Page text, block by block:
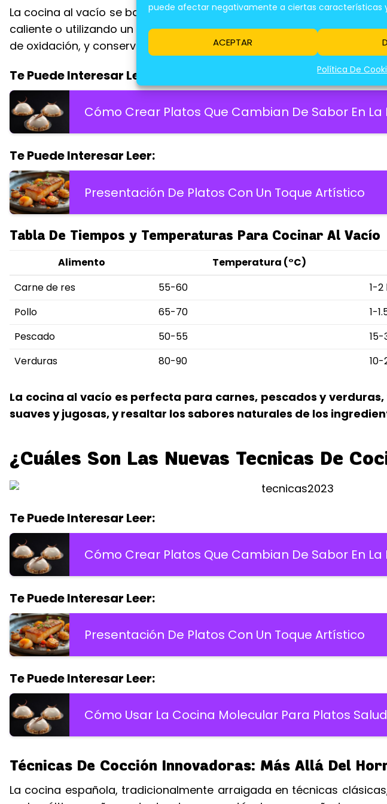
puede afectar negativamente a ciertas características
ACEPTAR
Política De
La cocina al vacío se basa en cocinar los alimentos en bolsas
caliente o utilizando un horno. Esta técnica permite cocinar los
de oxidación, y conserva mejor los aromas y sabores.
Te Puede Interesar Leer:
Cómo Crear Platos Que Cambian De Sabor En La
Te Puede Interesar Leer:
Presentación De Platos Con Un Toque Artístico
Tabla De Tiempos y Temperaturas Para Cocinar Al Vacío
Alimento Temperatura (°C)
Carne de res
55-60
1-2
Pollo
65-70
1-
Pescado
50-55
Verduras
80-90
La cocina al vacío es perfecta para carnes, pescados y
suaves y jugosas, y resaltar los sabores naturales de los
¿Cuáles Son Las Nuevas Tecnicas De
Te Puede Interesar Leer:
Cómo Crear Platos Que Cambian De Sabor En La
Te Puede Interesar Leer:
Presentación De Platos Con Un Toque Artístico
Te Puede Interesar Leer:
Cómo Usar La Cocina Molecular Para Platos
Técnicas De Cocción Innovadoras: Más Allá Del
La cocina española, tradicionalmente arraigada en técnicas